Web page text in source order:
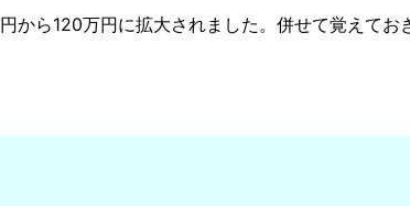
から120万円に拡大されました。併せて覚えてお